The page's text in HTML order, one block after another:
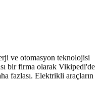
ve otomasyon teknolojisi
bir firma olarak Vikipedi'de
fazlası. Elektrikli araçların